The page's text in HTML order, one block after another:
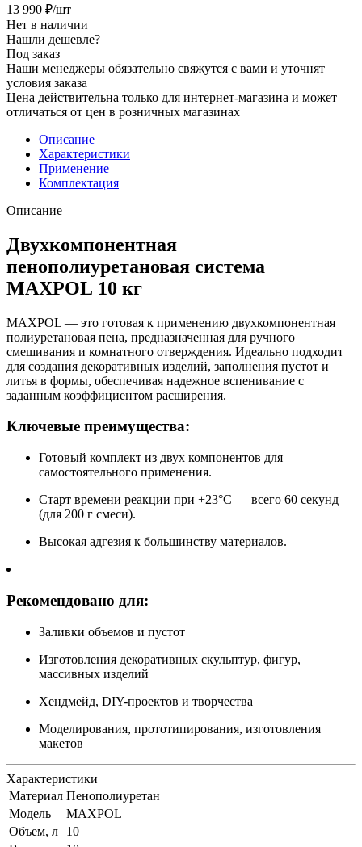
13 990 ₽/шт
Нет в наличии
Нашли дешевле?
Под заказ
Наши менеджеры обязательно свяжутся с вами и уточнят
условия заказа
Цена действительна только для интернет-магазина и может
отличаться от цен в розничных магазинах
Описание
Характеристики
Применение
Комплектация
Описание
Двухкомпонентная
пенополиуретановая система
MAXPOL 10 кг
MAXPOL — это готовая к применению двухкомпонентная
полиуретановая пена, предназначенная для ручного
смешивания и комнатного отверждения. Идеально подходит
для создания декоративных изделий, заполнения пустот и
литья в формы, обеспечивая надежное вспенивание с
заданным коэффициентом расширения.
Ключевые преимущества:
Готовый комплект из двух компонентов для
самостоятельного применения.
Старт времени реакции при +23°C — всего 60 секунд
(для 200 г смеси).
Высокая адгезия к большинству материалов.
Рекомендовано для:
Заливки объемов и пустот
Изготовления декоративных скульптур, фигур,
массивных изделий
Хендмейд, DIY-проектов и творчества
Моделирования, прототипирования, изготовления
макетов
Характеристики
Материал Пенополиуретан
Модель
MAXPOL
Объем, л
10